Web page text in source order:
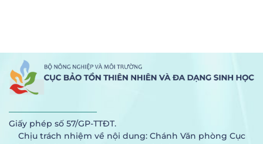
Giấy phép số 57/GP-TTĐT.
Chịu trách nhiệm về nội dung: Chánh Văn phòng Cục